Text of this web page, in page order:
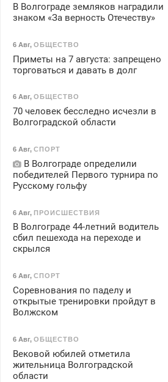
В Волгограде земляков наградили
знаком «За верность Отечеству»
6 Авг, ОБЩЕСТВО
Приметы на 7 августа: запрещено
торговаться и давать в долг
6 Авг, ОБЩЕСТВО
70 человек бесследно исчезли в
Волгоградской области
6 Авг, СПОРТ
В Волгограде определили
победителей Первого турнира по
Русскому гольфу
6 Авг, ПРОИСШЕСТВИЯ
В Волгограде 44-летний водитель
сбил пешехода на переходе и
скрылся
6 Авг, СПОРТ
Соревнования по паделу и
открытые тренировки пройдут в
Волжском
6 Авг, ОБЩЕСТВО
Вековой юбилей отметила
жительница Волгоградской
области